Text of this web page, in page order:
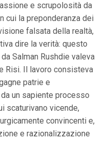
e scrupolosità da
cui la preponderanza dei
falsata della realtà,
dire la verità: questo
Salman Rushdie valeva
Risi. Il lavoro consisteva
patrie e
un sapiente processo
scaturivano vicende,
convincenti e,
e razionalizzazione